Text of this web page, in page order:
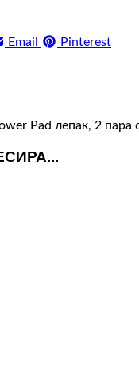
Email Pinterest
Pad лепак, 2